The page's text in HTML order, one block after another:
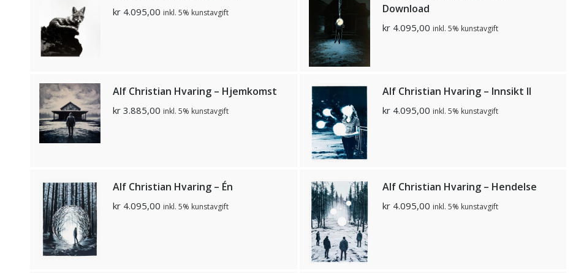
kr 4.095,00 inkl. 5% kunstavgift
Download
kr4.095,00 inkl. 5% kunstavgift
Alf Christian Hvaring – Hjemkomst
kr 3.885,00 inkl. 5% kunstavgift
Alf Christian Hvaring – Innsikt II
kr4.095,00 inkl. 5% kunstavgift
Alf Christian Hvaring – Én
kr 4.095,00 inkl. 5% kunstavgift
Alf Christian Hvaring – Hendelse
kr4.095,00 inkl. 5% kunstavgift